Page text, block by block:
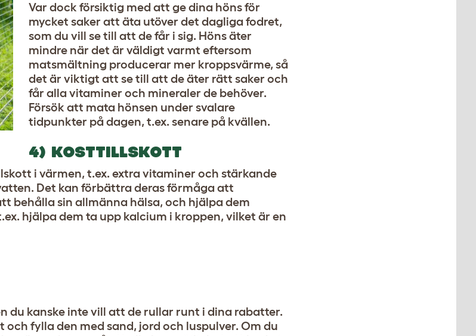
Var dock försiktig med att ge dina höns för
mycket saker att äta utöver det dagliga fodret,
som du vill se till att de får i sig. Höns äter
mindre när det är väldigt varmt eftersom
matsmältning producerar mer kroppsvärme, så
det är viktigt att se till att de äter rätt saker och
får alla vitaminer och mineraler de behöver.
Försök att mata hönsen under svalare
tidpunkter på dagen, t.ex. senare på kvällen.
4) KOSTTILLSKOTT
i värmen, t.ex. extra vitaminer och stärkande
Det kan förbättra deras förmåga att
behålla sin allmänna hälsa, och hjälpa dem
hjälpa dem ta upp kalcium i kroppen, vilket är en
du kanske inte vill att de rullar runt i dina rabatter.
fylla den med sand, jord och luspulver. Om du